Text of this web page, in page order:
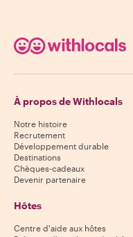
À propos de Withlocals
Notre histoire
Recrutement
Développement durable
Destinations
Chèques-cadeaux
Devenir partenaire
Hôtes
Centre d'aide aux hôtes